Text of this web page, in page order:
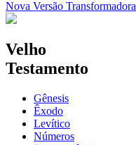
Nova Versão Transformadora
Velho
Testamento
Gênesis
Êxodo
Levítico
Números